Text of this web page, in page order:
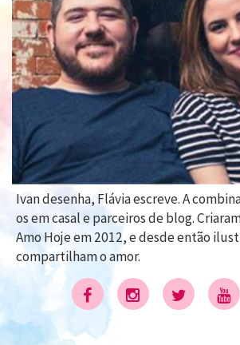
Ivan desenha, Flávia escreve. A
os em casal e parceiros de blog.
Amo Hoje em 2012, e desde então
compartilham o amor.